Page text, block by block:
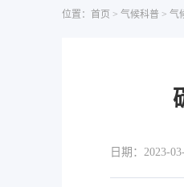
位置： 首页 > 气候科普 > 气
日期：2023-